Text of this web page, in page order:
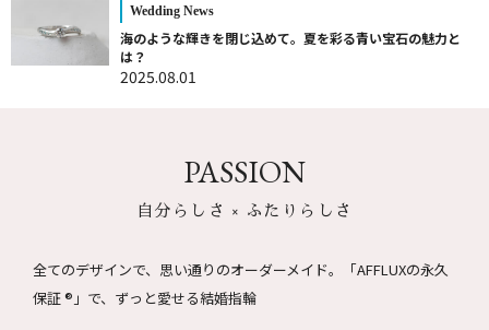
Wedding News
海のような輝きを閉じ込めて。夏を彩る青い宝石の魅力と
は？
2025.08.01
PASSION
自分らしさ × ふたりらしさ
全てのデザインで、思い通りのオーダーメイド。
「AFFLUXの永久
保証 ®」で、ずっと愛せる結婚指輪